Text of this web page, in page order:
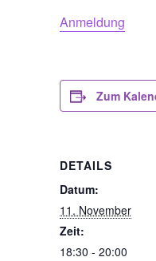
Anmeldung
Zum
DETAILS
Datum:
11. November
Zeit:
18:30 - 20:00